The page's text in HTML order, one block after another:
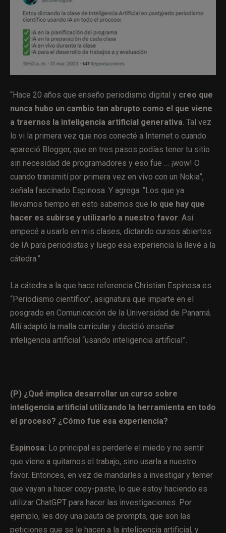
“Hace 20 años que enseño periodismo digital y creo que
nunca hubo un cambio tan abrupto como el que viene
a traernos la inteligencia artificial generativa. Tal vez
lo vi la primera vez que nos conecté a Internet o cuando
apareció Blogger, que en tres pasos podías tener tu sitio
sin necesidad de programadores y eso fue … ¡wow! O
cuando transmití por primera vez en vivo con un Nokia”,
señala fascinado Espinosa. Y agrega: “Los que ya
llevamos tiempo en esto sabemos que lo que hay que
hacer es subirse y utilizarlo a nuestro favor. Así
empecé a usarlo en mis clases, dictando cursos abiertos
de IA para periodistas y luego esa experiencia la llevé a la
cátedra.”
La cátedra a la que hace referencia Christian Espinosa es
“Periodismo científico”, asignatura que imparte en el
posgrado en Comunicación de la Universidad de Panamá.
Allí adaptó la malla curricular y decidió enseñar
inteligencia artificial “usando inteligencia artificial”.
(P) ¿Qué implica desarrollar un curso sobre
inteligencia artificial utilizando la herramienta en todo
el proceso? ¿Cómo fue esa experiencia?
Espinosa: Lo principal es perderle el miedo y no sentir
que viene a quitarnos el trabajo, sino usarla a nuestro
favor. Entonces, en vez de mandarles a investigar y temer
que vayan a hacer copy-paste, lo que estoy haciendo es
utilizar ChatGPT para hacer las investigaciones. Por
ejemplo, les doy una pauta de prompts, que son las
peticiones que se le hacen a la inteligencia artificial, y